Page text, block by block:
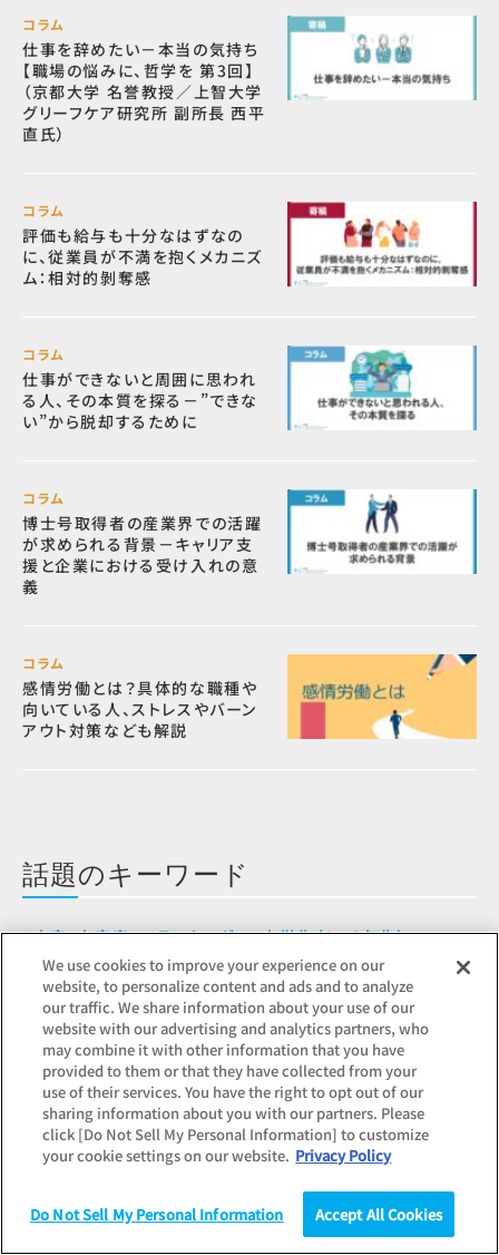
統計（データ） コラム
コラム
仕事を辞めたい－本当の気持ち
【職場の悩みに、哲学を 第3回】
（京都大学 名誉教授／上智大学
グリーフケア研究所 副所長 西平
直氏）
コラム
評価も給与も十分なはずなの
に、従業員が不満を抱くメカニズ
ム：相対的剝奪感
コラム
仕事ができないと周囲に思われ
る人、その本質を探る－”できな
い”から脱却するために
コラム
博士号取得者の産業界での活躍
が求められる背景－キャリア支
援と企業における受け入れの意
義
コラム
感情労働とは？具体的な職種や
向いている人、ストレスやバーン
アウト対策なども解説
話題のキーワード
#内定・内定率 #ランキング
#大学生（1～2年生）
#大学生（3～4年生）・大学院生
#賃金
#インターンシップ
#業界・業種別 #正社員
We use cookies to improve your experience on our
website, to personalize content and ads and to analyze
our traffic. We share information about your use of our
website with our advertising and analytics partners, who
may combine it with other information that you have
provided to them or that they have collected from your
use of their services. You have the right to opt out of our
sharing information about you with our partners. Please
click [Do Not Sell My Personal Information] to customize
your cookie settings on our website. Privacy Policy
Do Not Sell My Personal Information Accept All Cookies